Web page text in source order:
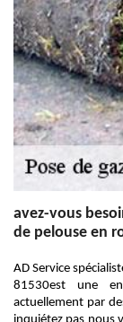
avez-vous
de pelouse en
AD Service
81530est une
actuellement par